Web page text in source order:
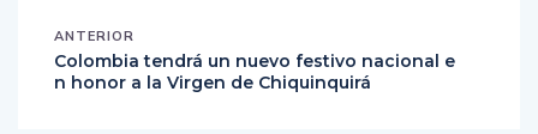
ANTERIOR
Colombia tendrá un nuevo festivo nacional e
n honor a la Virgen de Chiquinquirá